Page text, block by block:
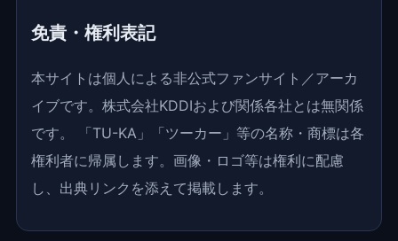
免責・権利表記
本サイトは個人による非公式ファンサイト／アーカ
イブです。株式会社KDDIおよび関係各社とは無関係
です。 「TU-KA」「ツーカー」等の名称・商標は各
権利者に帰属します。画像・ロゴ等は権利に配慮
し、出典リンクを添えて掲載します。